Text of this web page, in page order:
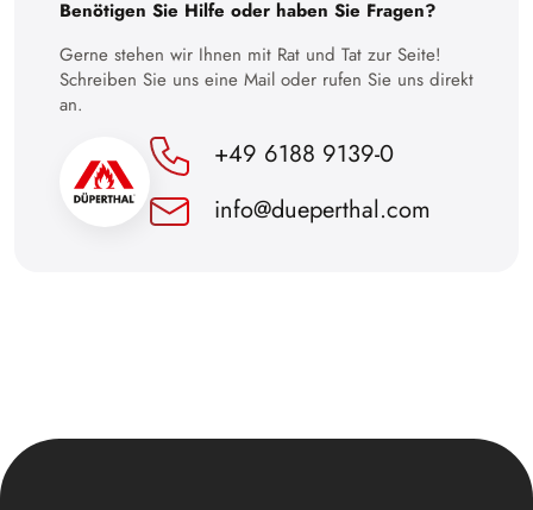
30
Benötigen Sie Hilfe oder haben Sie Fragen?
Gerne stehen wir Ihnen mit Rat und Tat zur Seite!
Schreiben Sie uns eine Mail oder rufen Sie uns direkt
an.
+49 6188 9139-0
info@dueperthal.com